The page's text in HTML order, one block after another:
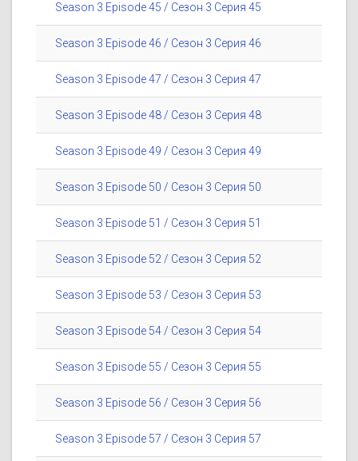
Season 3 Episode 45 / Сезон 3 Серия 45
Season 3 Episode 46 / Сезон 3 Серия 46
Season 3 Episode 47 / Сезон 3 Серия 47
Season 3 Episode 48 / Сезон 3 Серия 48
Season 3 Episode 49 / Сезон 3 Серия 49
Season 3 Episode 50 / Сезон 3 Серия 50
Season 3 Episode 51 / Сезон 3 Серия 51
Season 3 Episode 52 / Сезон 3 Серия 52
Season 3 Episode 53 / Сезон 3 Серия 53
Season 3 Episode 54 / Сезон 3 Серия 54
Season 3 Episode 55 / Сезон 3 Серия 55
Season 3 Episode 56 / Сезон 3 Серия 56
Season 3 Episode 57 / Сезон 3 Серия 57